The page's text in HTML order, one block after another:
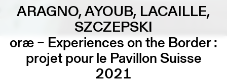
/EN
ARAGNO, AYOUB, LACAILLE,
SZCZEPSKI
oræ – Experiences on the Border :
projet pour le Pavillon Suisse
2021